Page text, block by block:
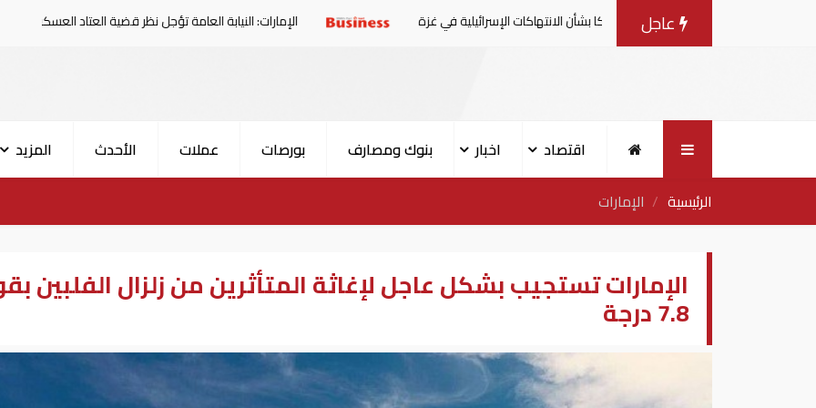
عاجل
يصدرون بيانا مشتركا بشأن الانتهاكات الإسرائيلية في غزة الإمارات: النيابة العامة تؤجل نظر قضية العتاد العسكري للسودان
اقتصاد اخبار بنوك ومصارف بورصات عملات الأحدث المزيد
الرئيسية
الإمارات
الإمارات تستجيب بشكل عاجل لإغاثة المتأثرين من زلزال الفلبين
7.8 درجة